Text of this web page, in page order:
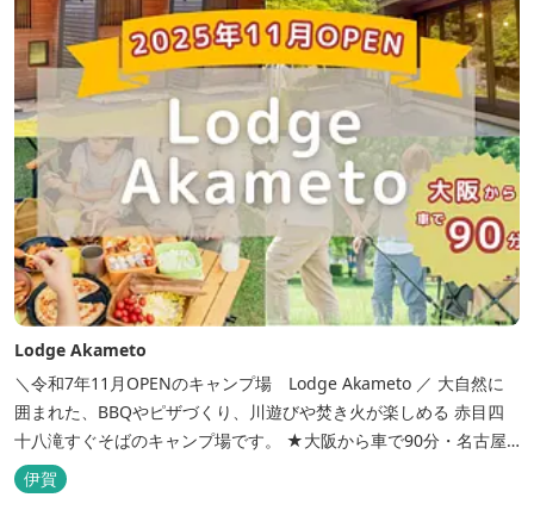
Lodge Akameto
＼令和7年11月OPENのキャンプ場 Lodge Akameto ／ 大自然に
囲まれた、BBQやピザづくり、川遊びや焚き火が楽しめる 赤目四
十八滝すぐそばのキャンプ場です。 ★大阪から車で90分・名古屋
から120分の好アクセス！ ★専用テラス付きバンガローでは、BBQ
をしながら子どもが川遊びをしているのが見れる！ ★Wi-Fiがつな
伊賀